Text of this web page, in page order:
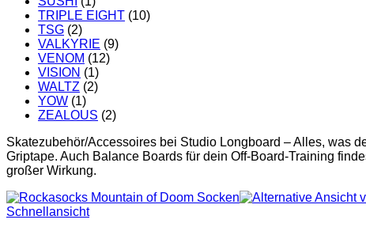
TRIPLE EIGHT (10)
TSG (2)
VALKYRIE (9)
VENOM (12)
VISION (1)
WALTZ (2)
YOW (1)
ZEALOUS (2)
Skatezubehör/Accessoires bei Studio Longboard – Alles, was
Griptape. Auch Balance Boards für dein Off-Board-Training
großer Wirkung.
Schnellansicht